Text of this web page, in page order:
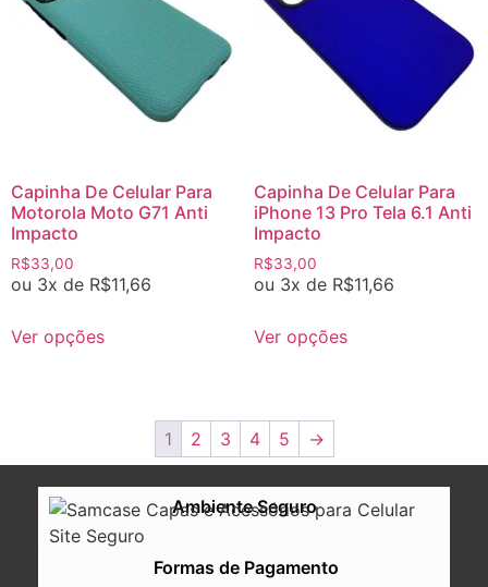
Capinha De Celular Para
Motorola Moto G71 Anti
Impacto
R$33,00
ou 3x de R$11,66
Ver opções
Capinha De Celular Para
iPhone 13 Pro Tela 6.1 Anti
Impacto
R$33,00
ou 3x de R$11,66
Ver opções
1 2 3 4 5 →
Ambiente Seguro
Formas de Pagamento